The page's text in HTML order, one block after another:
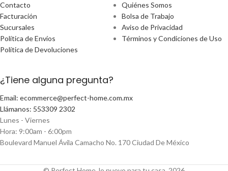
Contacto
Facturación
Sucursales
Política de Envíos
Política de Devoluciones
Quiénes Somos
Bolsa de Trabajo
Aviso de Privacidad
Términos y Condiciones de Uso
¿Tiene alguna pregunta?
Email: ecommerce@perfect-home.com.mx
Llámanos: 553309 2302
Lunes - Viernes
Hora: 9:00am - 6:00pm
Boulevard Manuel Ávila Camacho No. 170 Ciudad De México